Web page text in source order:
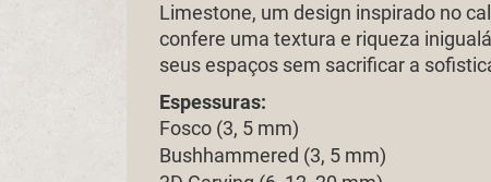
Limestone, um design inspirado no
confere uma textura e riqueza
seus espaços sem sacrificar a
Espessuras:
Fosco (3, 5 mm)
Bushhammered (3, 5 mm)